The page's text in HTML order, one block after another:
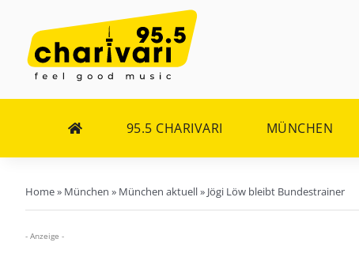
Inhalt
springen
95.5 CHARIVARI MÜNCHEN
Home» München » München aktuell» Jögi Löw bleibt Bundestrainer
- Anzeige -